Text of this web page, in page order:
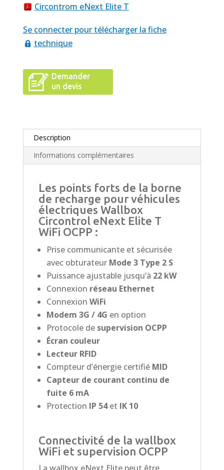
Circontrom eNext Elite T
Se connecter pour télécharger la fiche
technique
Demander
un devis
Description
Informations complémentaires
Les points forts de la borne
de recharge pour véhicules
électriques Wallbox
Circontrol eNext Elite T
WiFi OCPP :
Prise communicante et sécurisée
avec obturateur Mode 3 Type 2 S
Puissance ajustable jusqu’à 22 kW
Connexion réseau Ethernet
Connexion WiFi
Modem 3G / 4G en option
Protocole desupervision OCPP
Écran couleur
Lecteur RFID
Compteur d’énergie certifié MID
Capteur de courant continu de
fuite 6 mA
Protection IP 54et IK 10
Connectivité de la wallbox
WiFi et supervision OCPP